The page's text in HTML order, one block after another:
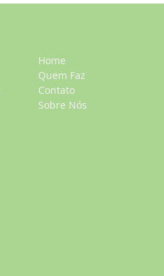
Home
Quem Faz
Contato
Sobre Nós